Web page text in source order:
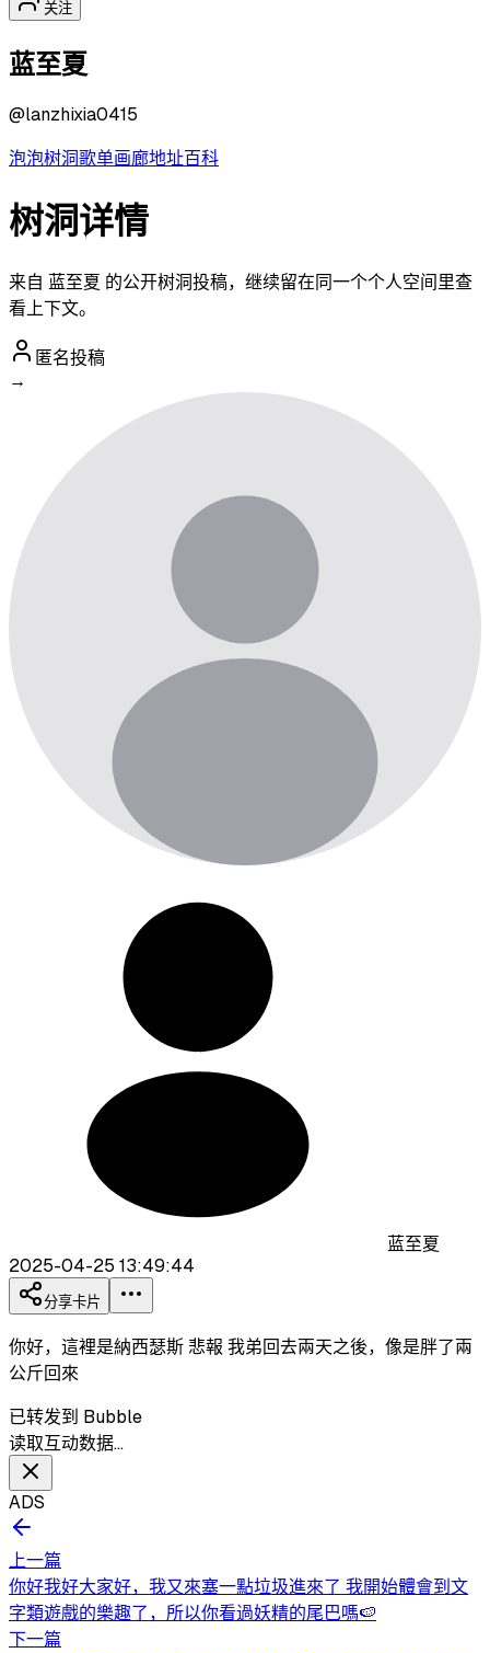
关注
蓝至夏
@lanzhixia0415
泡泡树洞歌单画廊地址百科
树洞详情
来自 蓝至夏 的公开树洞投稿，继续留在同一个个人空间里查
看上下文。
匿名投稿
→
蓝至夏
2025-04-25 13:49:44
分享卡片
你好，這裡是納西瑟斯 悲報 我弟回去兩天之後，像是胖了兩
公斤回來
已转发到 Bubble
读取互动数据…
ADS
上一篇
你好我好大家好，我又來塞一點垃圾進來了 我開始體會到文
字類遊戲的樂趣了，所以你看過妖精的尾巴嗎🍉
下一篇